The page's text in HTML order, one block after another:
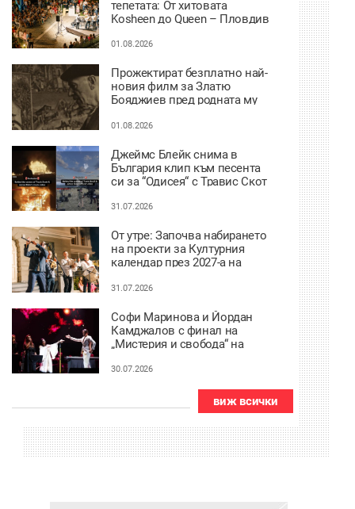
тепетата: От хитовата
Kosheen до Queen – Пловдив
01.08.2026
Прожектират безплатно най-
новия филм за Златю
Бояджиев пред родната му
01.08.2026
Джеймс Блейк снима в
България клип към песента
си за “Одисея“ с Травис Скот
31.07.2026
От утре: Започва набирането
на проекти за Културния
календар през 2027-а на
31.07.2026
Софи Маринова и Йордан
Камджалов с финал на
„Мистерия и свобода“ на
30.07.2026
виж всички